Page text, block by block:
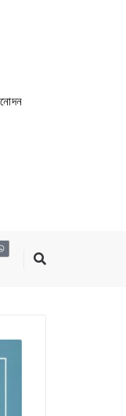
৩১৫এ৩ বাংলাদেশের ৬ষ্ঠ বার্ষিক